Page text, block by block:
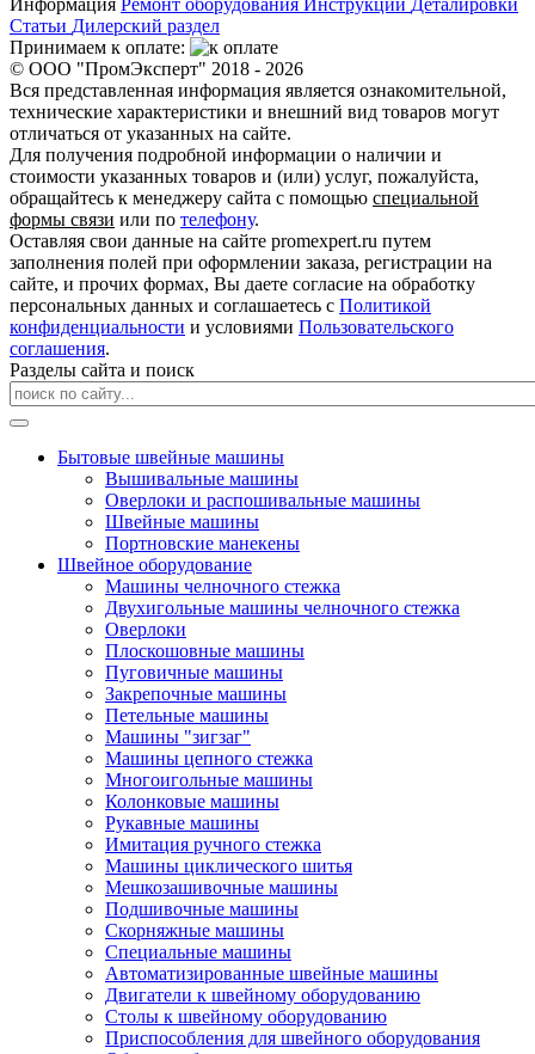
Статьи Дилерский раздел
Принимаем к оплате:
© ООО "ПромЭксперт" 2018 - 2026
Вся представленная информация является ознакомительной,
технические характеристики и внешний вид товаров могут
отличаться от указанных на сайте.
Для получения подробной информации о наличии и
стоимости указанных товаров и (или) услуг, пожалуйста,
обращайтесь к менеджеру сайта с помощью специальной
формы связи или по телефону.
Оставляя свои данные на сайте promexpert.ru путем
заполнения полей при оформлении заказа, регистрации на
сайте, и прочих формах, Вы даете согласие на обработку
персональных данных и соглашаетесь с Политикой
конфиденциальности и условиями Пользовательского
соглашения.
Разделы сайта и поиск
Бытовые швейные машины
Вышивальные машины
Оверлоки и распошивальные машины
Швейные машины
Портновские манекены
Швейное оборудование
Машины челночного стежка
Двухигольные машины челночного стежка
Оверлоки
Плоскошовные машины
Пуговичные машины
Закрепочные машины
Петельные машины
Машины "зигзаг"
Машины цепного стежка
Многоигольные машины
Колонковые машины
Рукавные машины
Имитация ручного стежка
Машины циклического шитья
Мешкозашивочные машины
Подшивочные машины
Скорняжные машины
Специальные машины
Автоматизированные швейные машины
Двигатели к швейному оборудованию
Столы к швейному оборудованию
Приспособления для швейного оборудования